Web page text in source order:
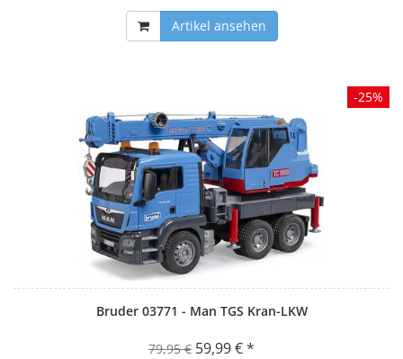
Artikel ansehen
Bruder 03771 - Man TGS Kran-LKW
79,95 € 59,99 € *
-25%